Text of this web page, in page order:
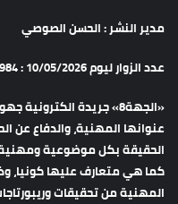
مدير النشر : الحسن الصوصي
عدد الزوار ليوم 10/05/2026 : 47984
«الجهة8» جريدة
عنوانها المهنية، والدفاع عن
الحقيقة بكل موضوعية ومهنية
كما هي متعارف عليها كونيا،
المهنية من تحقيقات